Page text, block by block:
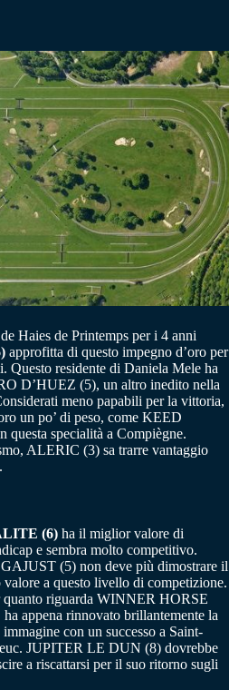
Haies de Printemps per i 4 anni
approfitta di questo impegno d’oro per
Questo residente di Daniela Mele ha
D’HUEZ (5), un altro inedito nella
meno papabili per la vittoria,
un po’ di peso, come KEED
specialità a Compiègne.
ALERIC (3) sa trarre vantaggio
(6) ha il miglior valore di
e sembra molto competitivo.
(5) non deve più dimostrare il
valore a questo livello di competizione.
quanto riguarda WINNER HORSE
ha appena rinnovato brillantemente la
immagine con un successo a Saint-
JUPITER LE DUN (8) dovrebbe
a riscattarsi per il suo ritorno sugli